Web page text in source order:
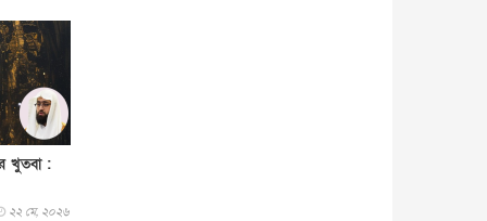
খুতবা :
২২ মে, ২০২৬